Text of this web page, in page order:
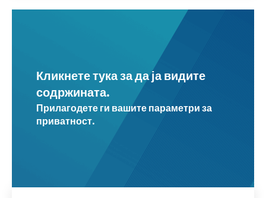
Кликнете тука за да ја видите
содржината.
Прилагодете ги вашите параметри за
приватност.